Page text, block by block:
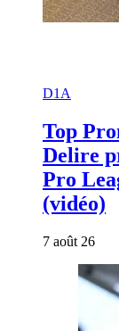
D1A
Top
Delire
Pro
(vidéo)
7 août 26